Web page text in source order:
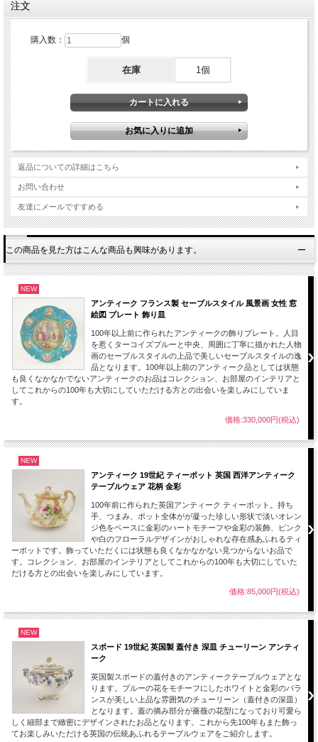
刻印をみますとLimoges W Guerinのマークがついており1891-1932年頃の作品とわ
かります。
コレクション、お部屋のインテリアにいかがでしょうか。
画像をご覧いただき全体をご確認ください。
■当方で扱うアンティーク品、ヴィンテージ品はすべてインテリアとして輸入して
おります。
コレクションとして飾ってお楽しみください。
■当店で扱う作品は、100年以上前、30年から100年近く前にに作られたものとなり
ます。若干のスレ、小キズ、製作時にできた小さな穴、色の付着等は長い時間を乗
り越えた大切に保管されてきたアンティーク、ヴィンテージ品の魅力となります。
注文
購入数： 個
在庫 1個
返品についての詳細はこちら
お問い合わせ
友達にメールですすめる
この商品を見た方はこんな商品も興味があります。
NEW
アンティーク フランス製 セーブルスタイル 風景画 女性 窓
絵図 プレート 飾り皿
100年以上前に作られたアンティークの飾りプレート。人目
を惹くターコイズブルーと中央、周囲に丁寧に描かれた人物
画のセーブルスタイルの上品で美しいセーブルスタイルの逸
品となります。100年以上前のアンティーク品としては状態
も良くなかなかでないアンティークのお品はコレクション、お部屋のインテリアと
してこれからの100年も大切にしていただける方との出会いを楽しみにしていま
す。
価格:330,000円(税込)
NEW
アンティーク 19世紀 ティーポット 英国 西洋アンティーク
テーブルウェア 花柄 金彩
100年前に作られた英国アンティーク ティーポット。持ち
手、つまみ、ポット全体がが凝った珍しい形状で淡いオレン
ジ色をベースに金彩のハートモチーフや金彩の装飾、ピンク
や白のフローラルデザインがおしゃれな存在感あふれるティ
ーポットです。飾っていただくには状態も良くなかなかない見つからないお品で
す。コレクション、お部屋のインテリアとしてこれからの100年も大切にしていた
だける方との出会いを楽しみにしています。
価格:85,000円(税込)
NEW
スポード 19世紀 英国製 蓋付き 深皿 チューリーン アンティ
ーク
英国製スポードの蓋付きのアンティークテーブルウェアとな
ります。ブルーの花をモチーフにしたホワイトと金彩のバラ
ンスが美しい上品な雰囲気のチューリーン（蓋付きの深皿）
となります。蓋の摘み部分が薔薇の花型になっており可愛ら
しく細部まで緻密にデザインされたお品となります。これから先100年もまた飾っ
てお楽しみいただける英国の伝統あふれるテーブルウェアをご紹介します。